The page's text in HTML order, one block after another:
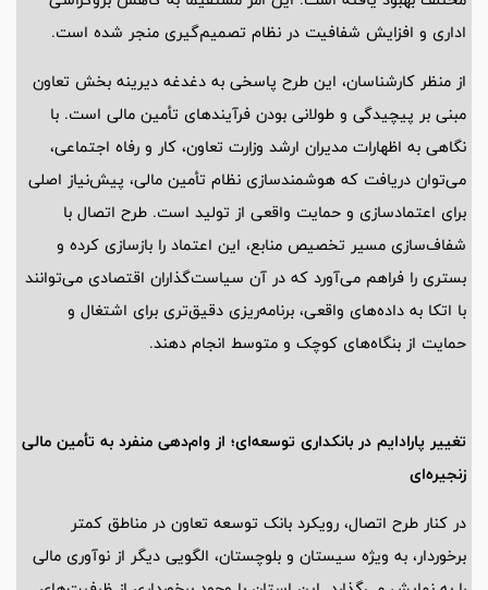
اداری و افزایش شفافیت در نظام تصمیم‌گیری منجر شده است.
از منظر کارشناسان، این طرح پاسخی به دغدغه دیرینه بخش تعاون
مبنی بر پیچیدگی و طولانی بودن فرآیندهای تأمین مالی است. با
نگاهی به اظهارات مدیران ارشد وزارت تعاون، کار و رفاه اجتماعی،
می‌توان دریافت که هوشمندسازی نظام تأمین مالی، پیش‌نیاز اصلی
برای اعتمادسازی و حمایت واقعی از تولید است. طرح اتصال با
شفاف‌سازی مسیر تخصیص منابع، این اعتماد را بازسازی کرده و
بستری را فراهم می‌آورد که در آن سیاست‌گذاران اقتصادی می‌توانند
با اتکا به داده‌های واقعی، برنامه‌ریزی دقیق‌تری برای اشتغال و
حمایت از بنگاه‌های کوچک و متوسط انجام دهند.
تغییر پارادایم در بانکداری توسعه‌ای؛ از وام‌دهی منفرد به تأمین مالی
زنجیره‌ای
در کنار طرح اتصال، رویکرد بانک توسعه تعاون در مناطق کمتر
برخوردار، به ویژه سیستان و بلوچستان، الگویی دیگر از نوآوری مالی